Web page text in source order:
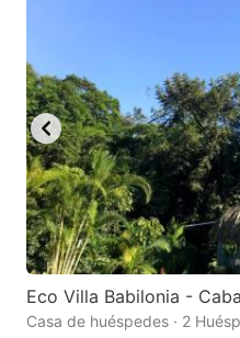
Eco Villa Babilonia -
Casa de huéspedes · 2